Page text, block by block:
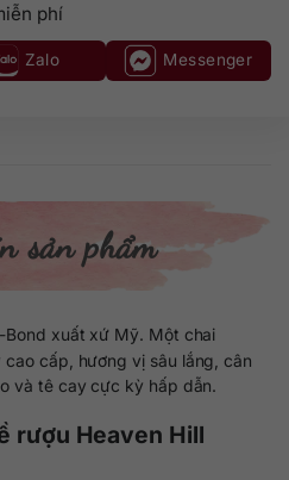
phí
Zalo Messenger
sản phẩm
Bond xuất xứ Mỹ. Một chai
cấp, hương vị sâu lắng, cân
và tê cay cực kỳ hấp dẫn.
rượu Heaven Hill